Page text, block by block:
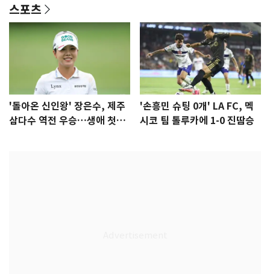
스포츠
'돌아온 신인왕' 장은수, 제주
삼다수 역전 우승…생애 첫승
'손흥민 슈팅 0개' LA FC, 멕
시코 팀 톨루카에 1-0 진땀승